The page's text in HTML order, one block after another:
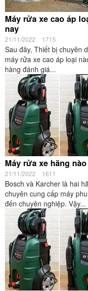
Máy rửa xe cao áp
nay
21/11/2022 1715
Sau đây, Thiết bị chuyên
máy rửa xe cao áp loại
hàng đánh giá...
Máy rửa xe hãng
21/11/2022 1611
Bosch và Karcher là hai
chuyên cung cấp máy
đến chuyên nghiệp. Vậy...